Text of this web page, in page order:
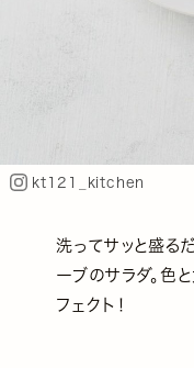
kt121_kitchen
洗ってサッと盛る
ーブのサラダ。色
フェクト！